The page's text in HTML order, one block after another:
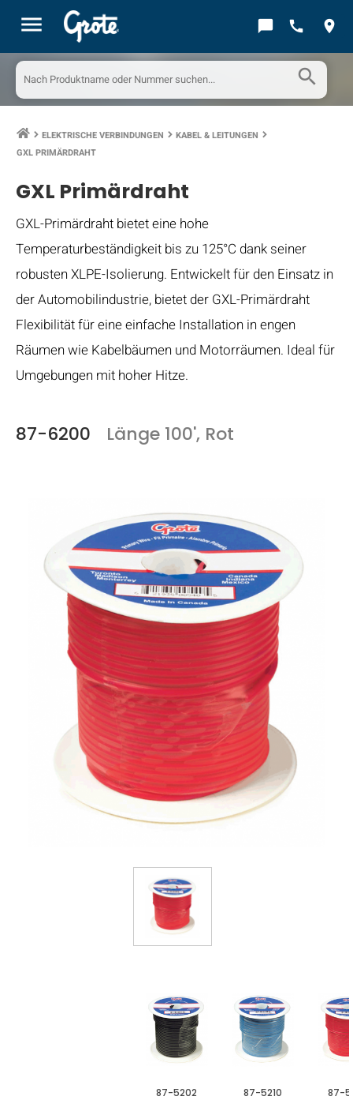
menu chat_bubble call location_on
search
keyboard_arrow_right ELEKTRISCHE VERBINDUNGEN keyboard_arrow_right KABEL & LEITUNGEN keyboard_arrow_right
GXL PRIMÄRDRAHT
GXL Primärdraht
GXL-Primärdraht bietet eine hohe
Temperaturbeständigkeit bis zu 125°C dank seiner
robusten XLPE-Isolierung. Entwickelt für den Einsatz in
der Automobilindustrie, bietet der GXL-Primärdraht
Flexibilität für eine einfache Installation in engen
Räumen wie Kabelbäumen und Motorräumen. Ideal für
Umgebungen mit hoher Hitze.
87-6200 Länge 100', Rot
87-5202 87-5210 87-